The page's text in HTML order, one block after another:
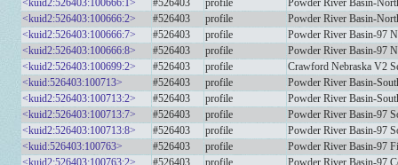
<kuid2:526403:100666:1>
#526403 profile
Powder River Basin-
<kuid2:526403:100666:2>
#526403 profile
Powder River Basin-
<kuid2:526403:100666:7>
#526403 profile
Powder River Basin-97
<kuid2:526403:100666:8>
#526403 profile
Powder River Basin-97
<kuid2:526403:100699:2>
#526403 profile
Crawford Nebraska V2
<kuid:526403:100713>
#526403 profile
Powder River Basin-
<kuid2:526403:100713:2>
#526403 profile
Powder River Basin-
<kuid2:526403:100713:7>
#526403 profile
Powder River Basin-97
<kuid2:526403:100713:8>
#526403 profile
Powder River Basin-97
<kuid:526403:100763>
#526403 profile
Powder River Basin-97
<kuid2:526403:100763:2>
#526403 profile
Powder River Basin-97